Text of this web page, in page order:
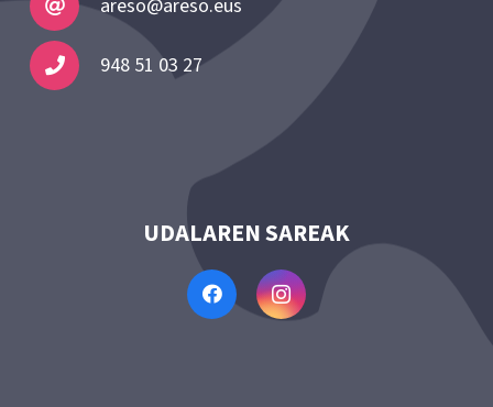
areso@areso.eus
948 51 03 27
UDALAREN SAREAK